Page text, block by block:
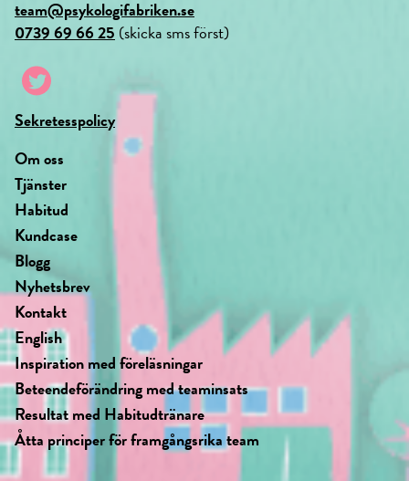
team@psykologifabriken.se
0739 69 66 25 (skicka sms först)
Sekretesspolicy
Om oss
Tjänster
Habitud
Kundcase
Blogg
Nyhetsbrev
Kontakt
English
Inspiration med föreläsningar
Beteendeförändring med teaminsats
Resultat med Habitudtränare
Åtta principer för framgångsrika team